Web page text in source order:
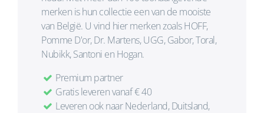
merken is hun collectie een van de mooiste
van België. U vind hier merken zoals HOFF,
Pomme D'or, Dr. Martens, UGG, Gabor, Toral,
Nubikk, Santoni en Hogan.
Premium partner
Gratis leveren vanaf € 40
Leveren ook naar Nederland, Duitsland,